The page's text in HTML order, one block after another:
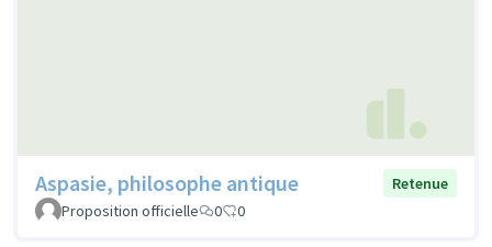
Aspasie, philosophe antique
Retenue
Proposition officielle
0 0